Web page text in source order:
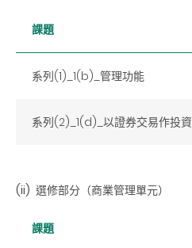
課題
系列(1)_1(b)_管理功能
系列(2)_1(d)_以證券交易作投資
(ii) 選修部分（商業管理單元）
課題